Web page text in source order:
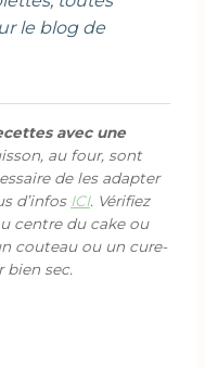
le blog de
avec une
au four, sont
de les adapter
d’infos ICI. Vérifiez
centre du cake ou
couteau ou un cure-
bien sec.